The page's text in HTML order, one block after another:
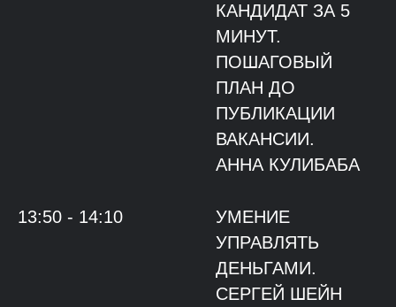
КАНДИДАТ ЗА 5
МИНУТ.
ПОШАГОВЫЙ
ПЛАН ДО
ПУБЛИКАЦИИ
ВАКАНСИИ.
АННА КУЛИБАБА
13:50 - 14:10
УМЕНИЕ
УПРАВЛЯТЬ
ДЕНЬГАМИ.
СЕРГЕЙ ШЕЙН